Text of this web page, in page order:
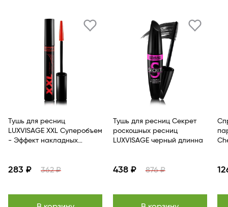
Тушь для ресниц
LUXVISAGE XXL Суперобъем
- Эффект накладных
283 ₽ 362 ₽
Тушь для ресниц Секрет
роскошных ресниц
LUXVISAGE черный длинна
438 ₽ 876 ₽